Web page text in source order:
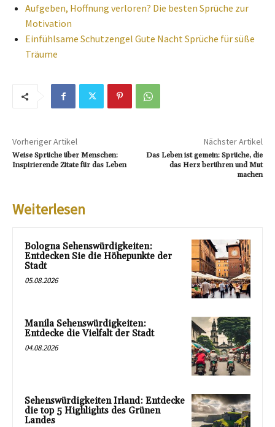
Aufgeben, Hoffnung verloren? Die besten Sprüche zur
Motivation
Einfühlsame Schutzengel Gute Nacht Sprüche für süße
Träume
Vorheriger Artikel
Weise Sprüche über Menschen:
Inspirierende Zitate für das Leben
Nächster Artikel
Das Leben ist gemein: Sprüche, die
das Herz berühren und Mut
machen
Weiterlesen
Bologna Sehenswürdigkeiten:
Entdecken Sie die Höhepunkte der
Stadt
05.08.2026
Manila Sehenswürdigkeiten:
Entdecke die Vielfalt der Stadt
04.08.2026
Sehenswürdigkeiten Irland: Entdecke
die top 5 Highlights des Grünen
Landes